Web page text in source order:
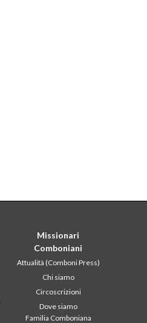
Missionari
Comboniani
Attualità (Comboni Press)
Chi siamo
Circoscrizioni
Dove siamo
Familia Comboniana